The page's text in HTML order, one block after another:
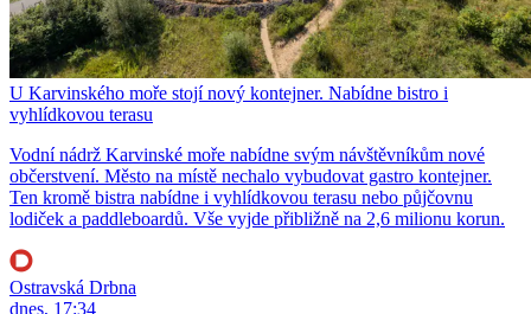
U Karvinského moře stojí nový kontejner. Nabídne bistro i
vyhlídkovou terasu
Vodní nádrž Karvinské moře nabídne svým návštěvníkům nové
občerstvení. Město na místě nechalo vybudovat gastro kontejner.
Ten kromě bistra nabídne i vyhlídkovou terasu nebo půjčovnu
lodiček a paddleboardů. Vše vyjde přibližně na 2,6 milionu korun.
Ostravská Drbna
dnes, 17:34